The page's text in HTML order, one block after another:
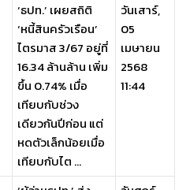
‘ธปท.’ เผยสถิติ
‘หนี้สินครัวเรือน’
ไตรมาส 3/67 อยู่ที่
16.34 ล้านล้าน เพิ่ม
ขึ้น 0.74% เมื่อ
เทียบกับช่วง
เดียวกันปีก่อน แต่
หดตัวเล็กน้อยเมื่อ
เทียบกับไต ...
วันเสาร์,
05
เมษายน
2568
11:44